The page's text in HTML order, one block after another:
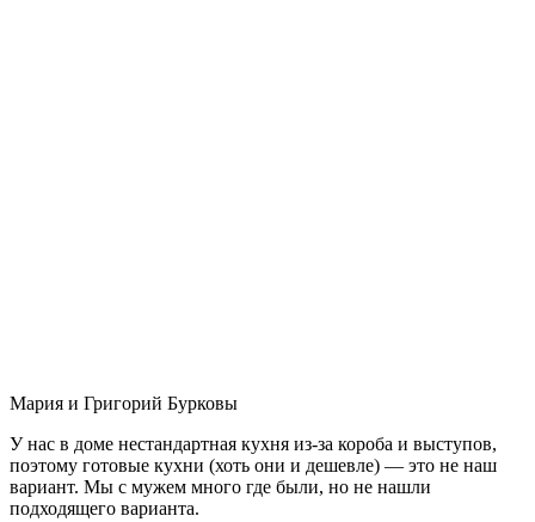
Мария и Григорий Бурковы
У нас в доме нестандартная кухня из-за короба и выступов,
поэтому готовые кухни (хоть они и дешевле) — это не наш
вариант. Мы с мужем много где были, но не нашли
подходящего варианта.